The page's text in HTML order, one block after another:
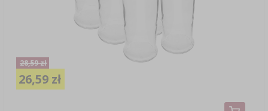
28,59 zł
26,59 zł